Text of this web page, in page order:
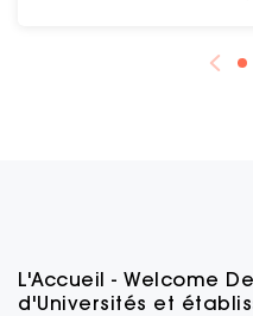
L'Accueil - Welcome
d'Universités et